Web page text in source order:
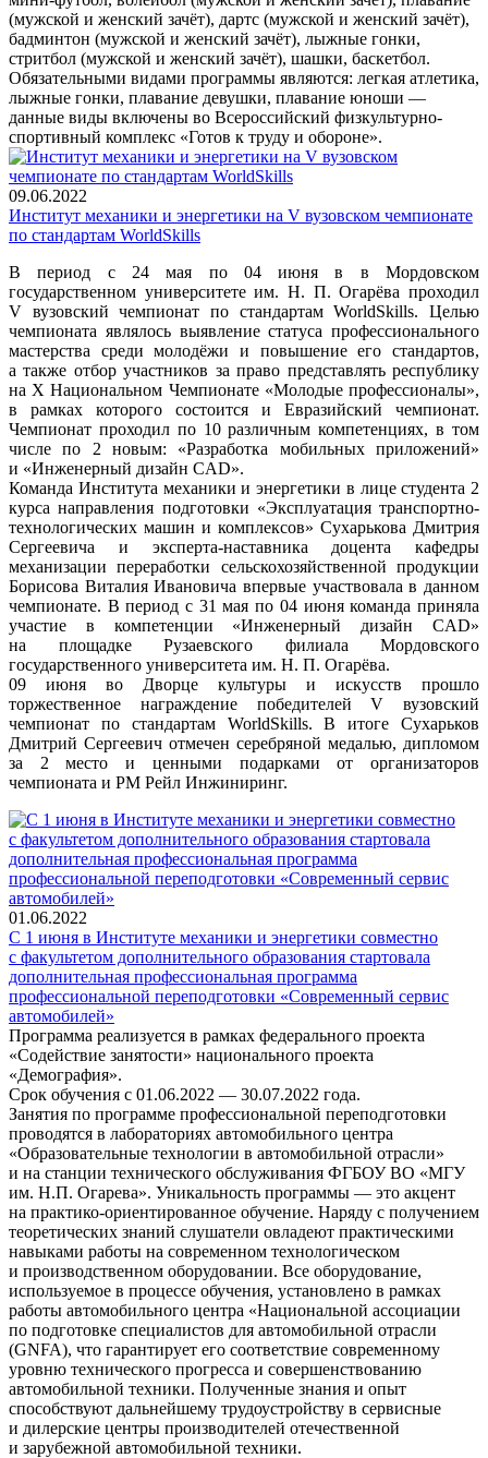
(мужской и женский зачёт), дартс (мужской и женский зачёт),
бадминтон (мужской и женский зачёт), лыжные гонки,
стритбол (мужской и женский зачёт), шашки, баскетбол.
Обязательными видами программы являются: легкая атлетика,
лыжные гонки, плавание девушки, плавание юноши —
данные виды включены во Всероссийский физкультурно-
спортивный комплекс «Готов к труду и обороне».
09.06.2022
Институт механики и энергетики на V вузовском чемпионате
по стандартам WorldSkills
В период с 24 мая по 04 июня в в Мордовском
государственном университете им. Н. П. Огарёва проходил
V вузовский чемпионат по стандартам WorldSkills. Целью
чемпионата являлось выявление статуса профессионального
мастерства среди молодёжи и повышение его стандартов,
а также отбор участников за право представлять республику
на Х Национальном Чемпионате «Молодые профессионалы»,
в рамках которого состоится и Евразийский чемпионат.
Чемпионат проходил по 10 различным компетенциях, в том
числе по 2 новым: «Разработка мобильных приложений»
и «Инженерный дизайн CAD».
Команда Института механики и энергетики в лице студента 2
курса направления подготовки «Эксплуатация транспортно-
технологических машин и комплексов» Сухарькова Дмитрия
Сергеевича и эксперта-наставника доцента кафедры
механизации переработки сельскохозяйственной продукции
Борисова Виталия Ивановича впервые участвовала в данном
чемпионате. В период с 31 мая по 04 июня команда приняла
участие в компетенции «Инженерный дизайн CAD»
на площадке Рузаевского филиала Мордовского
государственного университета им. Н. П. Огарёва.
09 июня во Дворце культуры и искусств прошло
торжественное награждение победителей V вузовский
чемпионат по стандартам WorldSkills. В итоге Сухарьков
Дмитрий Сергеевич отмечен серебряной медалью, дипломом
за 2 место и ценными подарками от организаторов
чемпионата и РМ Рейл Инжиниринг.
01.06.2022
С 1 июня в Институте механики и энергетики совместно
с факультетом дополнительного образования стартовала
дополнительная профессиональная программа
профессиональной переподготовки «Современный сервис
автомобилей»
Программа реализуется в рамках федерального проекта
«Содействие занятости» национального проекта
«Демография».
Срок обучения с 01.06.2022 — 30.07.2022 года.
Занятия по программе профессиональной переподготовки
проводятся в лабораториях автомобильного центра
«Образовательные технологии в автомобильной отрасли»
и на станции технического обслуживания ФГБОУ ВО «МГУ
им. Н.П. Огарева». Уникальность программы — это акцент
на практико-ориентированное обучение. Наряду с получением
теоретических знаний слушатели овладеют практическими
навыками работы на современном технологическом
и производственном оборудовании. Все оборудование,
используемое в процессе обучения, установлено в рамках
работы автомобильного центра «Национальной ассоциации
по подготовке специалистов для автомобильной отрасли
(GNFA), что гарантирует его соответствие современному
уровню технического прогресса и совершенствованию
автомобильной техники. Полученные знания и опыт
способствуют дальнейшему трудоустройству в сервисные
и дилерские центры производителей отечественной
и зарубежной автомобильной техники.